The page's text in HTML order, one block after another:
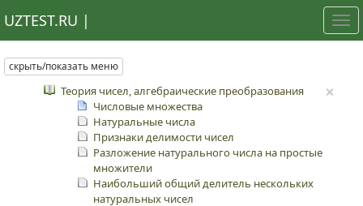
UZTEST.RU |
скрыть/показать меню
×
Теория чисел, алгебраические преобразования
Числовые множества
Натуральные числа
Признаки делимости чисел
Разложение натурального числа на простые
множители
Наибольший общий делитель нескольких
натуральных чисел